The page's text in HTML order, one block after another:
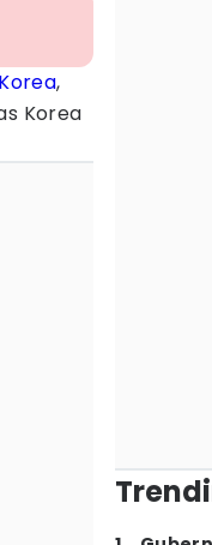
Korea,
Korea